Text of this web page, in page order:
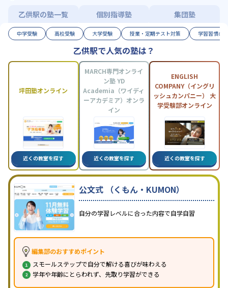
乙供駅の塾一覧 個別指導塾 集団塾
中学受験 高校受験 大学受験 授業・定期テスト対策 学習習慣の
乙供駅で人気の塾は？
坪田塾オンライン
近くの教室を探す
MARCH専門オンライ
ン塾 YD
Academia（ワイディ
ーアカデミア）オンラ
イン
近くの教室を探す
ENGLISH
COMPANY（イングリ
ッシュカンパニー） 大
学受験部オンライン
近くの教室を探す
公文式 （くもん・KUMON）
自分の学習レベルに合った内容で自学自習
編集部のおすすめポイント
スモールステップで自分で解ける喜びが味わえる
学年や年齢にとらわれず、先取り学習ができる